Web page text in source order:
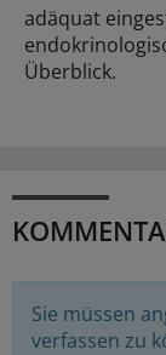
adäquat
Überblick.
Sie müssen
verfassen zu